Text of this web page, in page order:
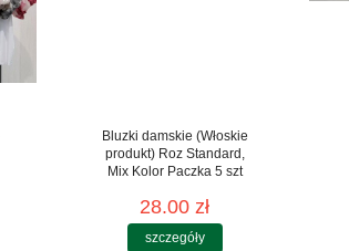
Bluzki damskie (Włoskie
produkt) Roz Standard,
Mix Kolor Paczka 5 szt
28.00 zł
szczegóły